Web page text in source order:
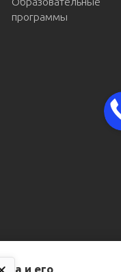
программы
данных
и его